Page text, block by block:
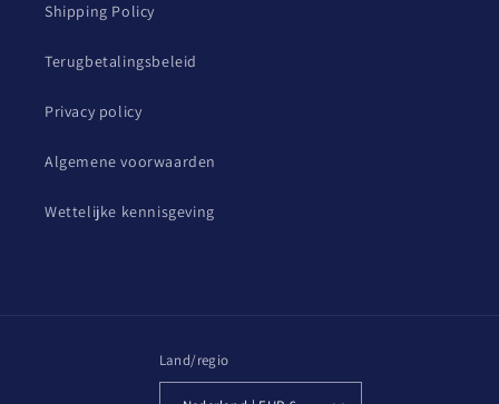
Shipping Policy
Terugbetalingsbeleid
Privacy policy
Algemene voorwaarden
Wettelijke kennisgeving
Land/regio